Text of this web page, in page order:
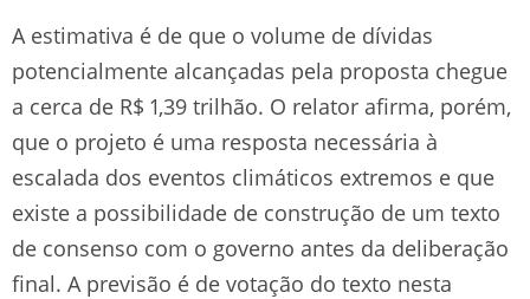
A estimativa é de que o volume de dívidas
potencialmente alcançadas pela proposta chegue
a cerca de R$ 1,39 trilhão. O relator afirma, porém,
que o projeto é uma resposta necessária à
escalada dos eventos climáticos extremos e que
existe a possibilidade de construção de um texto
de consenso com o governo antes da deliberação
final. A previsão é de votação do texto nesta